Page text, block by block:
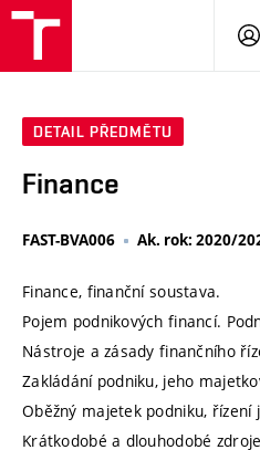
DETAIL PŘEDMĚTU
Finance
FAST-BVA006 Ak. rok: 2020/
Finance, finanční soustava.
Pojem podnikových financí.
Nástroje a zásady finančního
Zakládání podniku, jeho
Oběžný majetek podniku, řízení
Krátkodobé a dlouhodobé